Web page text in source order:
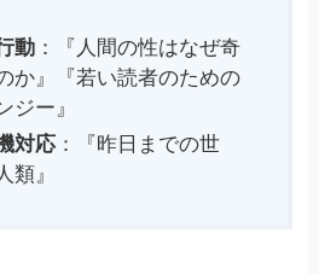
動 ：『人間の性はなぜ奇
か』『若い読者のための
ジー』
対応 ：『昨日までの世
類』